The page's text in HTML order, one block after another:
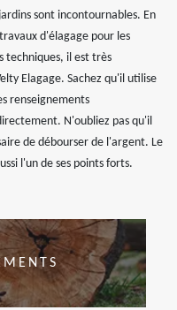
sont incontournables. En
d'élagage pour les
techniques, il est très
Elagage. Sachez qu'il utilise
renseignements
N'oubliez pas qu'il
de débourser de l'argent. Le
l'un de ses points forts.